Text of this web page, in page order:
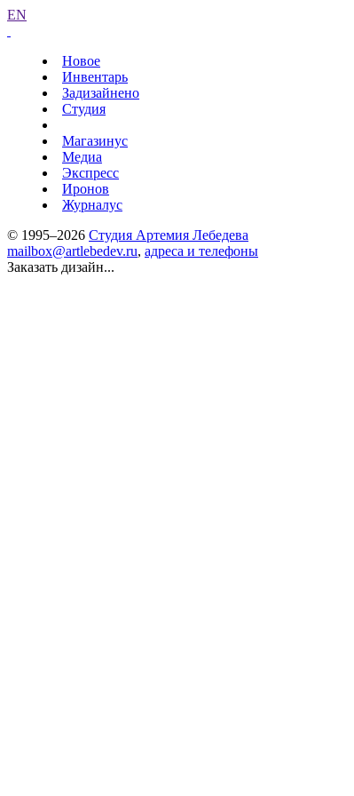
EN
Новое
Инвентарь
Задизайнено
Студия
Магазинус
Медиа
Экспресс
Иронов
Журналус
© 1995–2026 Студия Артемия Лебедева
mailbox@artlebedev.ru, адреса и телефоны
Заказать дизайн...